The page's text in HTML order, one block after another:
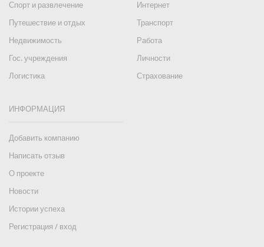
Спорт и развлечение
Интернет
Путешествие и отдых
Транспорт
Недвижимость
Работа
Гос. учреждения
Личности
Логистика
Страхование
ИНФОРМАЦИЯ
Добавить компанию
Написать отзыв
О проекте
Новости
Истории успеха
Регистрация / вход